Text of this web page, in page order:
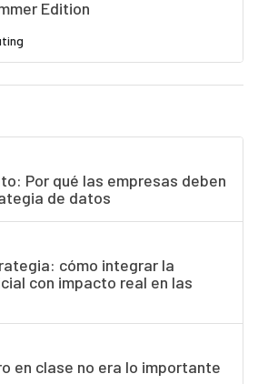
Edition
Por qué las empresas deben
de datos
cómo integrar la
con impacto real en las
en clase no era lo importante